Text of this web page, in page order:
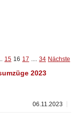
15 16 17 .... 34 Nächste
2023
06.11.2023